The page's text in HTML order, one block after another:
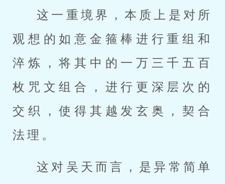
这一重境界，本质上是对所
观想的如意金箍棒进行重组和
淬炼，将其中的一万三千五百
枚咒文组合，进行更深层次的
交织，使得其越发玄奥，契合
法理。
这对吴天而言，是异常简单